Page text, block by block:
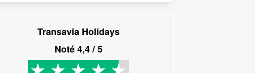
Transavia Holidays
Noté4,4/ 5